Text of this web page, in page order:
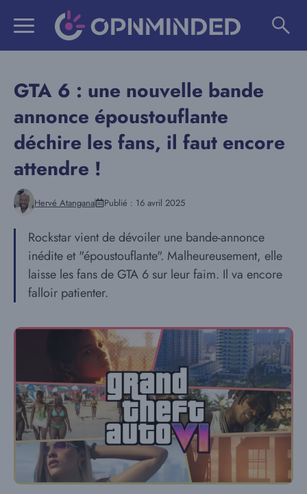
GTA 6 : une nouvelle bande
annonce époustouflante
déchire les fans, il faut encore
attendre !
Hervé Atangana Publié : 16 avril 2025
Rockstar vient de dévoiler une bande-annonce
inédite et "époustouflante". Malheureusement, elle
laisse les fans de GTA 6 sur leur faim. Il va encore
falloir patienter.